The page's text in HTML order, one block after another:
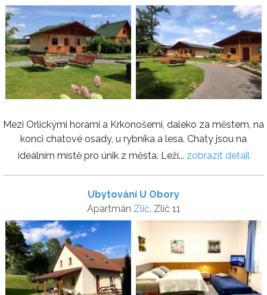
Mezi Orlickými horami a Krkonošemi, daleko za městem, na
konci chatové osady, u rybníka a lesa. Chaty jsou na
ideálním místě pro únik z města. Leží... zobrazit detail
Ubytování U Obory
Apartmán Zlíč , Zlíč 11